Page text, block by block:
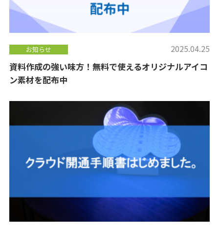
お知らせ 2025.04.25
資料作成の強い味方！無料で使えるオリジナルアイコ
ン素材を配布中